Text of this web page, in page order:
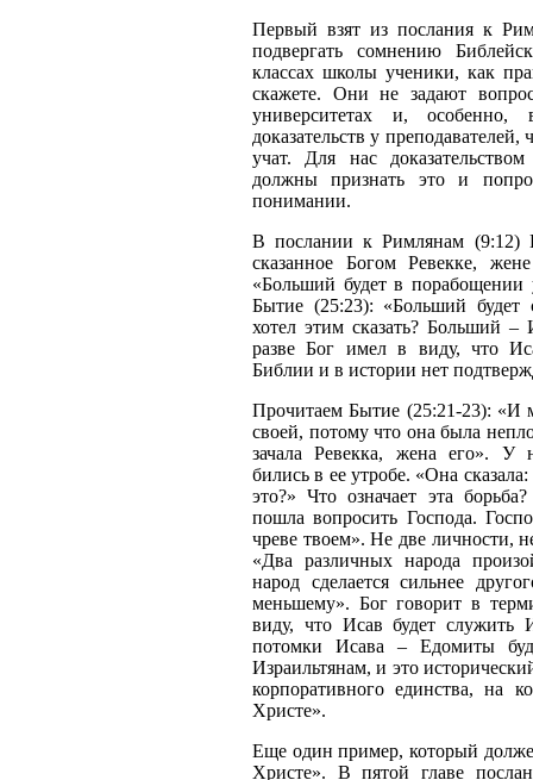
Первый взят из послания к
подвергать сомнению
классах школы ученики, как
скажете. Они не задают
университетах и,
доказательств у
учат. Для нас
должны признать это и
понимании.
В послании к Римлянам (9:12)
сказанное Богом Ревекке,
«Больший будет в
Бытие (25:23): «Больший
хотел этим сказать? Больший
разве Бог имел в виду, что
Библии и в истории нет
Прочитаем Бытие (25:21-23): «И
своей, потому что она была
зачала Ревекка, жена его». У
бились в ее утробе. «Она
это?» Что означает эта
пошла вопросить Господа.
чреве твоем». Не две личности,
«Два различных народа
народ сделается сильнее
меньшему». Бог говорит в
виду, что Исав будет служить
потомки Исава – Едомиты
Израильтянам, и это
корпоративного единства, на
Христе».
Еще один пример, который
Христе». В пятой главе